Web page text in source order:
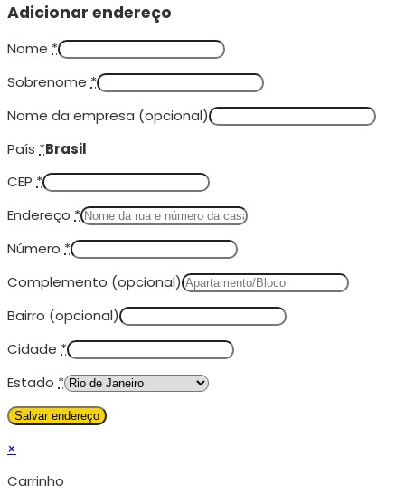
Adicionar endereço
Nome *
Sobrenome *
Nome da empresa (opcional)
País *Brasil
CEP *
Endereço *
Número *
Complemento (opcional)
Bairro (opcional)
Cidade *
Estado *
×
Carrinho